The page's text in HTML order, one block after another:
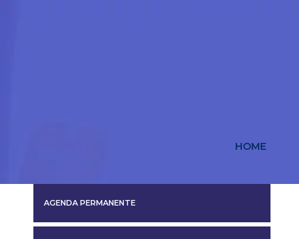
HOME
AGENDA PERMANENTE